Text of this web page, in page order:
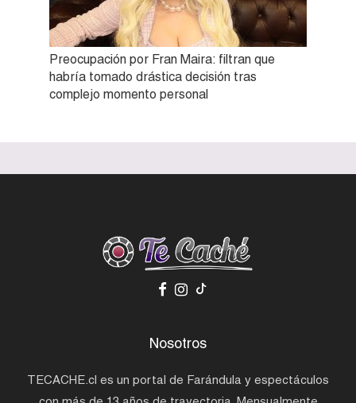
Preocupación por Fran Maira: filtran que
habría tomado drástica decisión tras
complejo momento personal
Nosotros
TECACHE.cl es un portal de Farándula y espectáculos